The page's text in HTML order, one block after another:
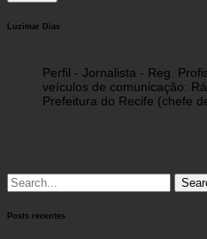
Luzimar Dias
Perfil - Jornalista - Reg.
veículos de comunicação:
Prefeitura do Recife (chefe
Search
for:
Posts recentes